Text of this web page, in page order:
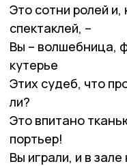
Это сотни ролей
спектаклей, –
Вы – волшебница,
кутерье
Этих судеб, что
ли?
Это впитано
портьер!
Вы играли, и в